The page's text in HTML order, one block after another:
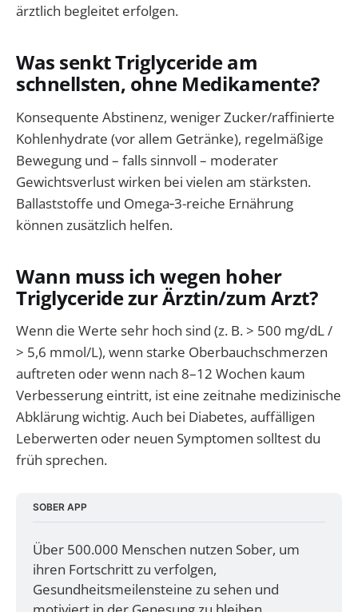
ärztlich begleitet erfolgen.
Was senkt Triglyceride am
schnellsten, ohne Medikamente?
Konsequente Abstinenz, weniger Zucker/raffinierte
Kohlenhydrate (vor allem Getränke), regelmäßige
Bewegung und – falls sinnvoll – moderater
Gewichtsverlust wirken bei vielen am stärksten.
Ballaststoffe und Omega‑3-reiche Ernährung
können zusätzlich helfen.
Wann muss ich wegen hoher
Triglyceride zur Ärztin/zum Arzt?
Wenn die Werte sehr hoch sind (z. B. > 500 mg/dL /
> 5,6 mmol/L), wenn starke Oberbauchschmerzen
auftreten oder wenn nach 8–12 Wochen kaum
Verbesserung eintritt, ist eine zeitnahe medizinische
Abklärung wichtig. Auch bei Diabetes, auffälligen
Leberwerten oder neuen Symptomen solltest du
früh sprechen.
SOBER APP
Über 500.000 Menschen nutzen Sober, um
ihren Fortschritt zu verfolgen,
Gesundheitsmeilensteine zu sehen und